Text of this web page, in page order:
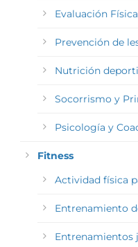
Evaluación
Prevención de
Nutrición
Socorrismo y
Psicología y
Fitness
Actividad física
Entrenamiento
Entrenamientos